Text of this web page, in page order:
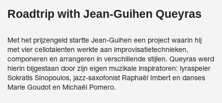
Roadtrip with Jean-Guihen Queyras
Met het prijzengeld startte Jean-Guihen een project waarin hij
met vier cellotalenten werkte aan improvisatietechnieken,
componeren en arrangeren in verschillende stijlen. Queyras werd
hierin bijgestaan door zijn eigen muzikale inspiratoren: lyraspeler
Sokratis Sinopoulos, jazz-saxofonist Raphaël Imbert en danses
Marie Goudot en Michaël Pomero.